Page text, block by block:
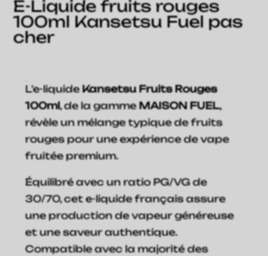
E-Liquide fruits rouges
100ml Kansetsu Fuel pas
cher
L’e-liquideKansetsu Fruits Rouges
100ml, de la gammeMAISON FUEL,
révèle un mélange typique de fruits
rouges pour une expérience de vape
fruitée premium.
Équilibré avec un ratio PG/VG de
30/70, cet e-liquide français assure
une production de vapeur généreuse
et une saveur authentique.
Compatible avec la majorité des